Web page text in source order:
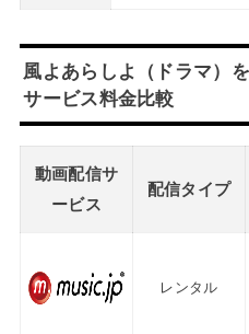
風よあらしよ（ドラマ）
サービス料金比較
動画配信サ
ービス
配信タイプ
レンタル